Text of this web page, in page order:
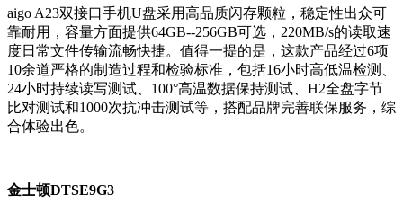
aigo A23双接口手机U盘采用高品质闪存颗粒，稳定性出众可
靠耐用，容量方面提供64GB--256GB可选，220MB/s的读取速
度日常文件传输流畅快捷。值得一提的是，这款产品经过6项
10余道严格的制造过程和检验标准，包括16小时高低温检测、
24小时持续读写测试、100°高温数据保持测试、H2全盘字节
比对测试和1000次抗冲击测试等，搭配品牌完善联保服务，综
合体验出色。
金士顿DTSE9G3